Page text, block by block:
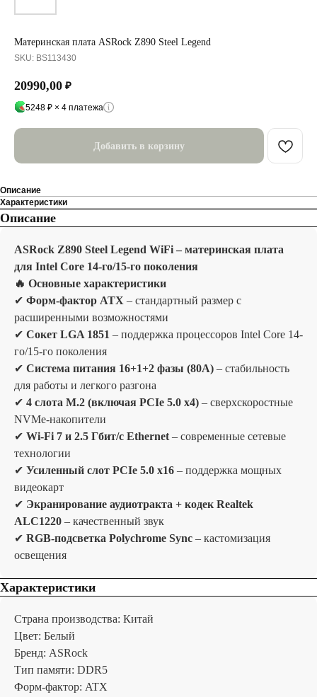
Материнская плата ASRock Z890 Steel Legend
SKU: BS113430
20990,00 ₽
5248 ₽ × 4 платежа
Добавить в корзину
Описание
Характеристики
Описание
ASRock Z890 Steel Legend WiFi – материнская плата
для Intel Core 14-го/15-го поколения
🔥 Основные характеристики
✔ Форм-фактор ATX – стандартный размер с
расширенными возможностями
✔ Сокет LGA 1851 – поддержка процессоров Intel Core 14-
го/15-го поколения
✔ Система питания 16+1+2 фазы (80A) – стабильность
для работы и легкого разгона
✔ 4 слота M.2 (включая PCIe 5.0 x4) – сверхскоростные
NVMe-накопители
✔ Wi-Fi 7 и 2.5 Гбит/с Ethernet – современные сетевые
технологии
✔ Усиленный слот PCIe 5.0 x16 – поддержка мощных
видеокарт
✔ Экранирование аудиотракта + кодек Realtek
ALC1220 – качественный звук
✔ RGB-подсветка Polychrome Sync – кастомизация
освещения
Характеристики
Страна производства: Китай
Цвет: Белый
Бренд: ASRock
Тип памяти: DDR5
Форм-фактор: ATX